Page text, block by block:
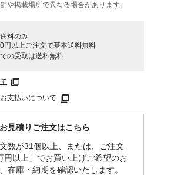
や​掲載場所で​異なる​場合が​あります。
料のみ
円以上ご注文で基本送料無料
の受取は送料無料
支払いについて
見積りご注文はこちら
文数が31個以上、または、ご注文
円以上」でお買い上げご希望のお
在庫・納期を確認いたします。